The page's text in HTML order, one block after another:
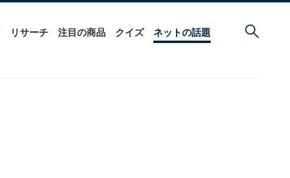
リサーチ 注目の商品 クイズ ネットの話題